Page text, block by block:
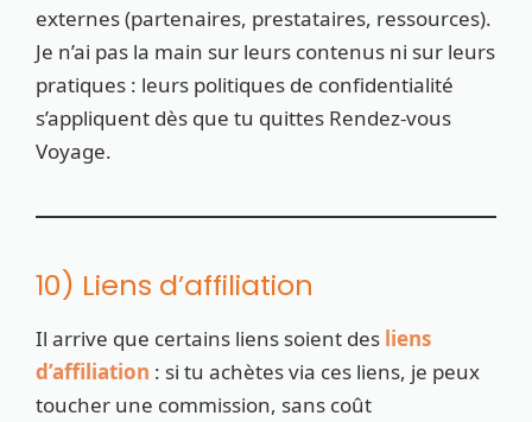
externes (partenaires, prestataires, ressources).
Je n’ai pas la main sur leurs contenus ni sur leurs
pratiques : leurs politiques de confidentialité
s’appliquent dès que tu quittes Rendez-vous
Voyage.
10) Liens d’affiliation
Il arrive que certains liens soient des liens
d’affiliation : si tu achètes via ces liens, je peux
toucher une commission, sans coût